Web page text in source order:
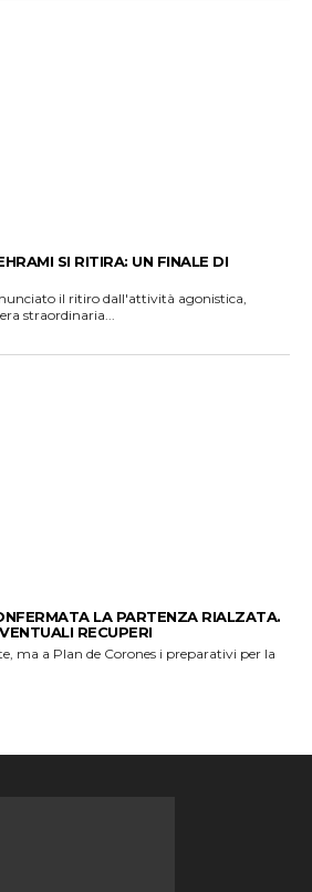
SI RITIRA: UN FINALE DI
il ritiro dall'attività agonistica,
straordinaria...
LA PARTENZA RIALZATA.
RECUPERI
ma a Plan de Corones i preparativi per la